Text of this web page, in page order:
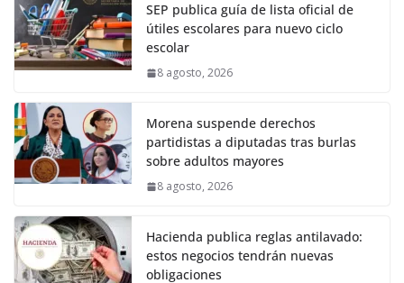
SEP publica guía de lista oficial de
útiles escolares para nuevo ciclo
escolar
8 agosto, 2026
Morena suspende derechos
partidistas a diputadas tras burlas
sobre adultos mayores
8 agosto, 2026
Hacienda publica reglas antilavado:
estos negocios tendrán nuevas
obligaciones